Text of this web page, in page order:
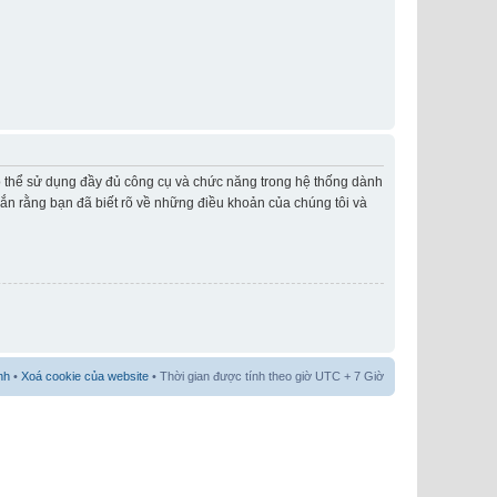
sử dụng đầy đủ công cụ và chức năng trong hệ thống dành
rằng bạn đã biết rõ về những điều khoản của chúng tôi và
• Xoá cookie của website • Thời gian được tính theo giờ UTC + 7 Giờ